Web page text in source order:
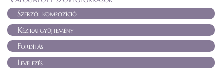
Szerzői kompozíció
Kéziratgyűjtemény
Fordítás
Levelezés